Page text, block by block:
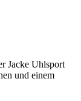
Jacke Uhlsport
und einem